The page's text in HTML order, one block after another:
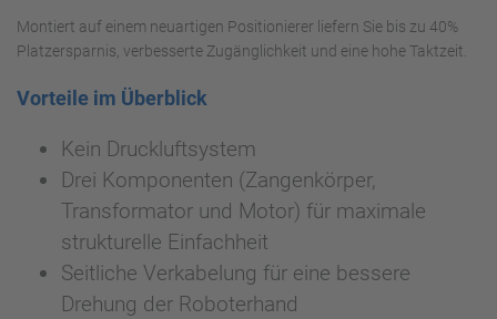
Montiert auf einem neuartigen Positionierer liefern Sie bis zu 40%
Platzersparnis, verbesserte Zugänglichkeit und eine hohe Taktzeit.
Vorteile im Überblick
Kein Druckluftsystem
Drei Komponenten (Zangenkörper,
Transformator und Motor) für maximale
strukturelle Einfachheit
Seitliche Verkabelung für eine bessere
Drehung der Roboterhand